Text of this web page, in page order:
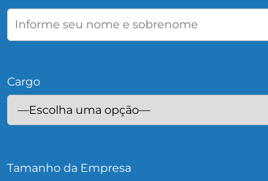
Cargo
Tamanho da Empresa